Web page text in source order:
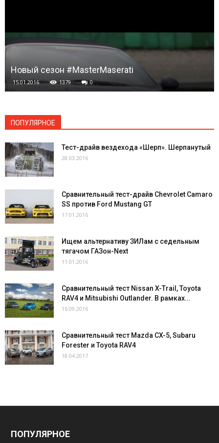
Новый сезон #MasterMaserati
15.01.2016 1379 0
ПОПУЛЯРНОЕ
Тест-драйв вездехода «Шерп». Шерпанутый
28.03.2016
Сравнительный тест-драйв Chevrolet Camaro
SS против Ford Mustang GT
17.01.2016
Ищем альтернативу ЗИЛам с седельным
тягачом ГАЗон-Next
11.01.2016
Сравнительный тест Nissan X-Trail, Toyota
RAV4 и Mitsubishi Outlander. В рамках...
16.09.2016
Сравнительный тест Mazda CX-5, Subaru
Forester и Toyota RAV4
18.04.2017
ПОПУЛЯРНОЕ